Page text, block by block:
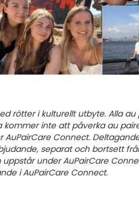
rötter i kulturellt utbyte. Alla
inte att påverka au
Connect.
separat och bortsett
under AuPairCare
i AuPairCare Connect.